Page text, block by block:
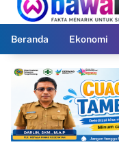
Beranda Ekonomi